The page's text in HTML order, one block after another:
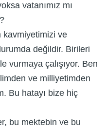
vatanımız mı
kavmiyetimizi ve
değildir. Birileri
vurmaya çalışıyor. Ben
ve milliyetimden
Bu hatayı bize hiç
bu mektebin ve bu